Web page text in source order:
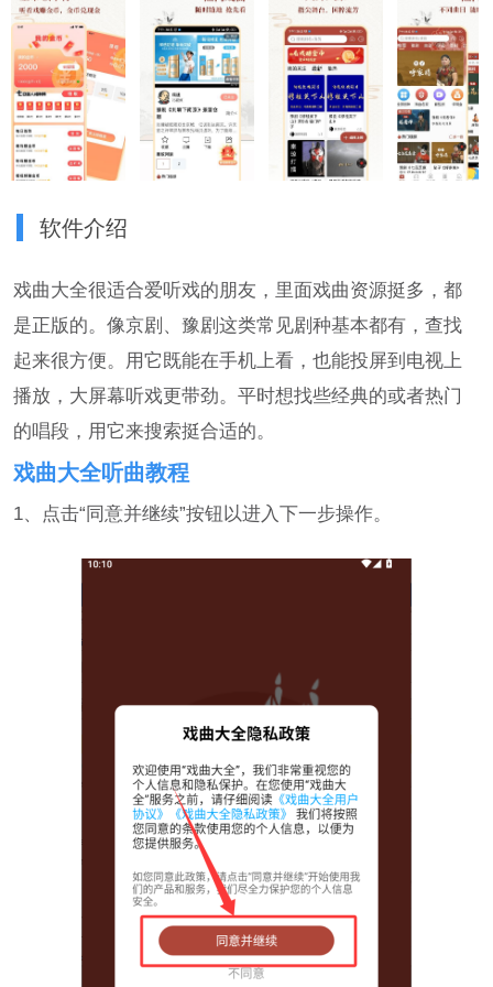
软件介绍
戏曲大全很适合爱听戏的朋友，里面戏曲资源挺多，都
是正版的。像京剧、豫剧这类常见剧种基本都有，查找
起来很方便。用它既能在手机上看，也能投屏到电视上
播放，大屏幕听戏更带劲。平时想找些经典的或者热门
的唱段，用它来搜索挺合适的。
戏曲大全听曲教程
1、点击“同意并继续”按钮以进入下一步操作。